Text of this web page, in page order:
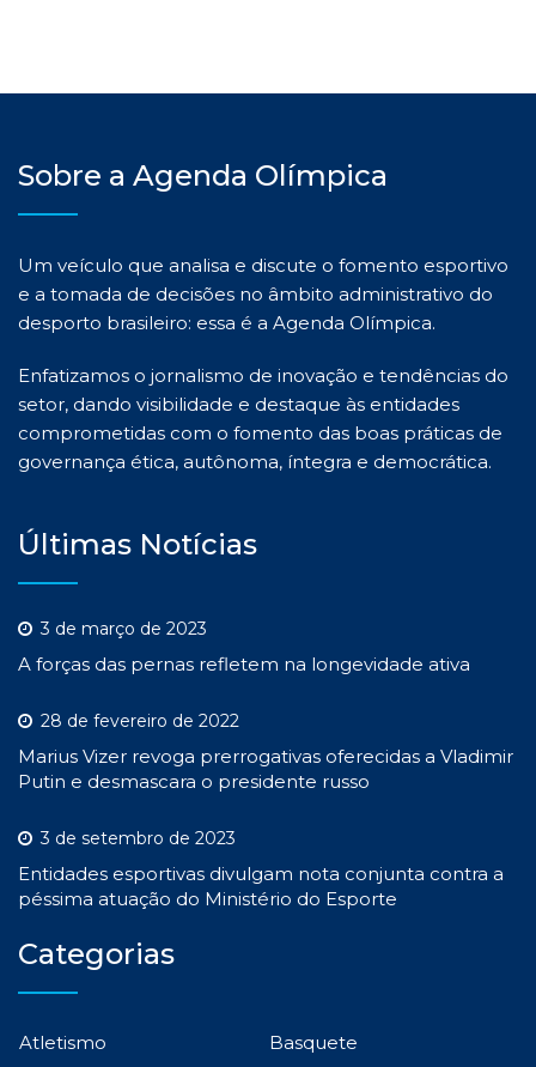
Sobre a Agenda Olímpica
Um veículo que analisa e discute o fomento esportivo
e a tomada de decisões no âmbito administrativo do
desporto brasileiro: essa é a Agenda Olímpica.
Enfatizamos o jornalismo de inovação e tendências do
setor, dando visibilidade e destaque às entidades
comprometidas com o fomento das boas práticas de
governança ética, autônoma, íntegra e democrática.
Últimas Notícias
3 de março de 2023
A forças das pernas refletem na longevidade ativa
28 de fevereiro de 2022
Marius Vizer revoga prerrogativas oferecidas a Vladimir
Putin e desmascara o presidente russo
3 de setembro de 2023
Entidades esportivas divulgam nota conjunta contra a
péssima atuação do Ministério do Esporte
Categorias
Atletismo
Basquete